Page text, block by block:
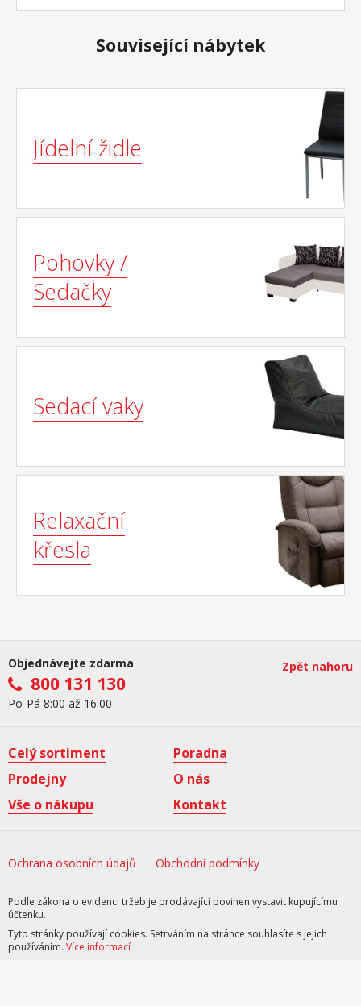
Související nábytek
Jídelní židle
Pohovky /
Sedačky
Sedací vaky
Relaxační
křesla
Objednávejte zdarma
800 131 130
Po-Pá 8:00 až 16:00
Zpět nahoru
Celý sortiment
Poradna
Prodejny
O nás
Vše o nákupu
Kontakt
Ochrana osobních údajů Obchodní podmínky
Podle zákona o evidenci tržeb je prodávající povinen vystavit kupujícímu
účtenku.
Tyto stránky používají cookies. Setrváním na stránce souhlasíte s jejich
používáním. Více informací